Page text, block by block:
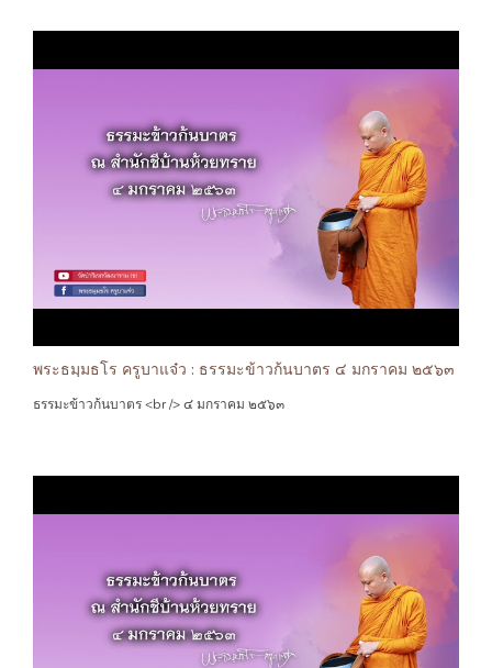
พระธมฺมธโร ครูบาแจ๋ว : ธรรมะข้าวก้นบาตร ๔ มกราคม ๒๕๖๓
ธรรมะข้าวก้นบาตร <br /> ๔ มกราคม ๒๕๖๓